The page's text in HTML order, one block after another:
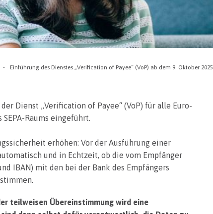
Einführung des Dienstes „Verification of Payee“ (VoP) ab dem 9. Oktober 2025
Dienst „Verification of Payee“ (VoP) für alle Euro-
Raums eingeführt.
erhöhen: Vor der Ausführung einer
und in Echtzeit, ob die vom Empfänger
IBAN) mit den bei der Bank des Empfängers
teilweisen Übereinstimmung wird eine